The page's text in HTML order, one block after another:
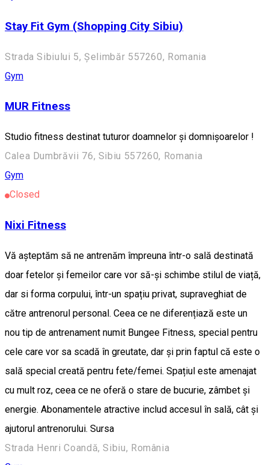
Stay Fit Gym (Shopping City Sibiu)
Strada Sibiului 5, Șelimbăr 557260, Romania
Gym
MUR Fitness
Studio fitness destinat tuturor doamnelor și domnișoarelor !
Calea Dumbrăvii 76, Sibiu 557260, Romania
Gym
Closed
Nixi Fitness
Vă așteptăm să ne antrenăm împreuna într-o sală destinată
doar fetelor și femeilor care vor să-și schimbe stilul de viață,
dar si forma corpului, într-un spațiu privat, supraveghiat de
către antrenorul personal. Ceea ce ne diferențiază este un
nou tip de antrenament numit Bungee Fitness, special pentru
cele care vor sa scadă în greutate, dar și prin faptul că este o
sală special creată pentru fete/femei. Spațiul este amenajat
cu mult roz, ceea ce ne oferă o stare de bucurie, zâmbet și
energie. Abonamentele atractive includ accesul în sală, cât și
ajutorul antrenorului. Sursa
Strada Henri Coandă, Sibiu, România